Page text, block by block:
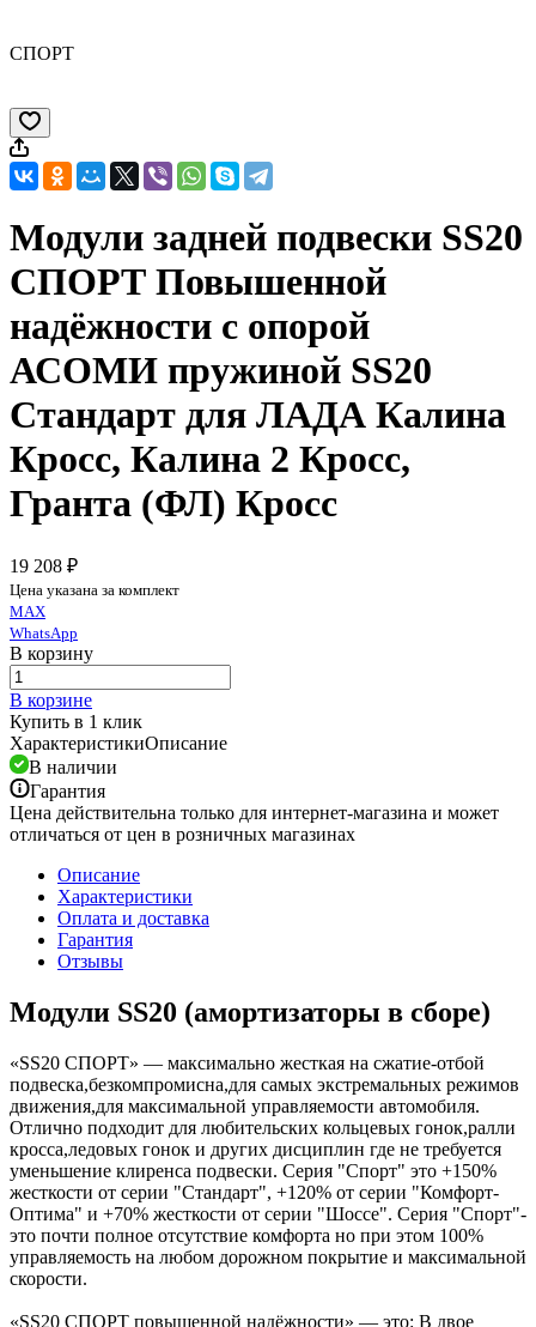
СПОРТ
Модули задней подвески SS20
СПОРТ Повышенной
надёжности с опорой
АСОМИ пружиной SS20
Стандарт для ЛАДА Калина
Кросс, Калина 2 Кросс,
Гранта (ФЛ) Кросс
19 208 ₽
Цена указана за комплект
MAX
WhatsApp
В корзину
В корзине
Купить в 1 клик
ХарактеристикиОписание
В наличии
Гарантия
Цена действительна только для интернет-магазина и может
отличаться от цен в розничных магазинах
Описание
Характеристики
Оплата и доставка
Гарантия
Отзывы
Модули SS20 (амортизаторы в сборе)
«SS20 СПОРТ» — максимально жесткая на сжатие-отбой
подвеска,безкомпромисна,для самых экстремальных режимов
движения,для максимальной управляемости автомобиля.
Отлично подходит для любительских кольцевых гонок,ралли
кросса,ледовых гонок и других дисциплин где не требуется
уменьшение клиренса подвески. Серия "Спорт" это +150%
жесткости от серии "Стандарт", +120% от серии "Комфорт-
Оптима" и +70% жесткости от серии "Шоссе". Серия "Спорт"-
это почти полное отсутствие комфорта но при этом 100%
управляемость на любом дорожном покрытие и максимальной
скорости.
«SS20 СПОРТ повышенной надёжности» — это: В двое